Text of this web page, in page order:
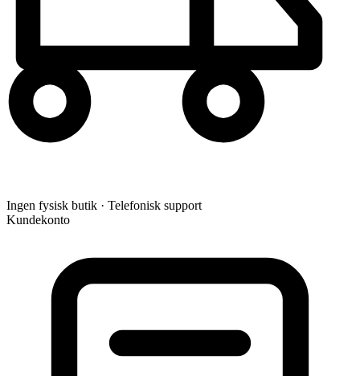
Ingen fysisk butik · Telefonisk support
Kundekonto